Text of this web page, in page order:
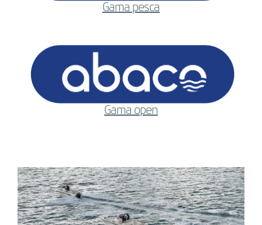
Gama pesca
Gama open